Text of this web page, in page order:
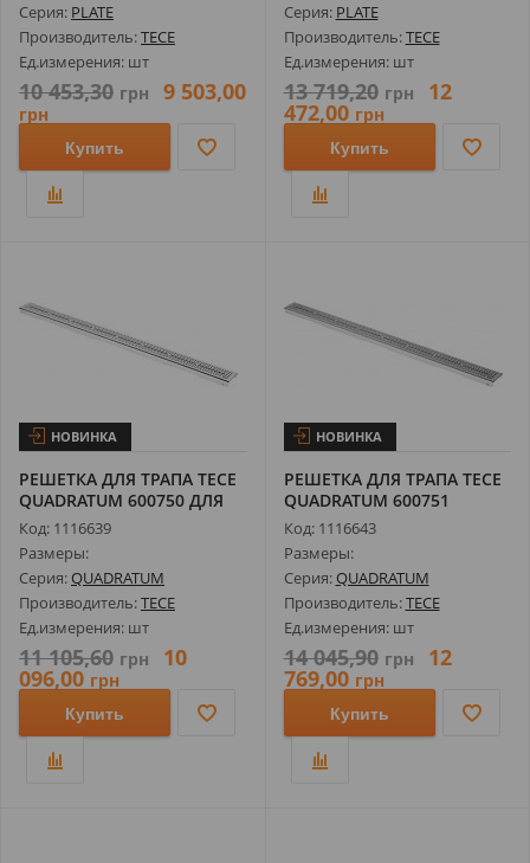
Серия: PLATE
Производитель:TECE
Ед.измерения: шт
10 453,30 грн 9 503,00
грн
Купить
Серия: PLATE
Производитель:TECE
Ед.измерения: шт
13 719,20 грн 12
472,00 грн
Купить
НОВИНКА
РЕШЕТКА ДЛЯ ТРАПА TECE
QUADRATUM 600750 ДЛЯ
КАНАЛА 7...
Код: 1116639
Размеры:
Серия:QUADRATUM
Производитель:TECE
Ед.измерения: шт
11 105,60 грн 10
096,00 грн
Купить
НОВИНКА
РЕШЕТКА ДЛЯ ТРАПА TECE
QUADRATUM 600751
МАТОВАЯ ДЛЯ ...
Код: 1116643
Размеры:
Серия:QUADRATUM
Производитель:TECE
Ед.измерения: шт
14 045,90 грн 12
769,00 грн
Купить